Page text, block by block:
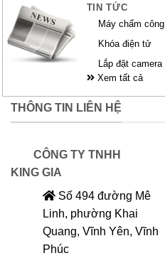
TIN TỨC
Máy chấm công
Khóa điện tử
Lắp đặt camera
Xem tất cả
THÔNG TIN LIÊN HỆ
CÔNG TY TNHH
KING GIA
Số 494 đường Mê
Linh, phường Khai
Quang, Vĩnh Yên, Vĩnh
Phúc